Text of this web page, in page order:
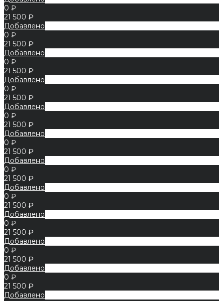
0 ₽
21 500 ₽
Добавлено
0 ₽
21 500 ₽
Добавлено
0 ₽
21 500 ₽
Добавлено
0 ₽
21 500 ₽
Добавлено
0 ₽
21 500 ₽
Добавлено
0 ₽
21 500 ₽
Добавлено
0 ₽
21 500 ₽
Добавлено
0 ₽
21 500 ₽
Добавлено
0 ₽
21 500 ₽
Добавлено
0 ₽
21 500 ₽
Добавлено
0 ₽
21 500 ₽
Добавлено